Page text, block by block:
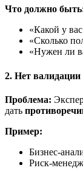
Что должно
«Какой у
«Сколько
«Нужен ли
2. Нет
Проблема:
дать
Пример:
Бизнес-
Риск-